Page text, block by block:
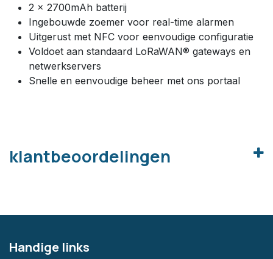
2 x 2700mAh batterij
Ingebouwde zoemer voor real-time alarmen
Uitgerust met NFC voor eenvoudige configuratie
Voldoet aan standaard LoRaWAN® gateways en
netwerkservers
Snelle en eenvoudige beheer met ons portaal
klantbeoordelingen
Handige links